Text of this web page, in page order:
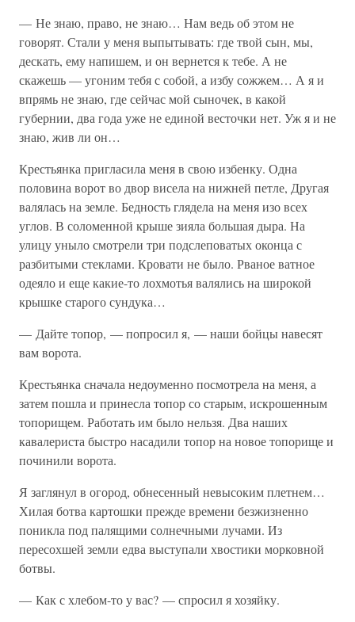
— Не знаю, право, не знаю… Нам ведь об этом не
говорят. Стали у меня выпытывать: где твой сын, мы,
дескать, ему напишем, и он вернется к тебе. А не
скажешь — угоним тебя с собой, а избу сожжем… А я и
впрямь не знаю, где сейчас мой сыночек, в какой
губернии, два года уже не единой весточки нет. Уж я и не
знаю, жив ли он…
Крестьянка пригласила меня в свою избенку. Одна
половина ворот во двор висела на нижней петле, Другая
валялась на земле. Бедность глядела на меня изо всех
углов. В соломенной крыше зияла большая дыра. На
улицу уныло смотрели три подслеповатых оконца с
разбитыми стеклами. Кровати не было. Рваное ватное
одеяло и еще какие-то лохмотья валялись на широкой
крышке старого сундука…
— Дайте топор, — попросил я, — наши бойцы навесят
вам ворота.
Крестьянка сначала недоуменно посмотрела на меня, а
затем пошла и принесла топор со старым, искрошенным
топорищем. Работать им было нельзя. Два наших
кавалериста быстро насадили топор на новое топорище и
починили ворота.
Я заглянул в огород, обнесенный невысоким плетнем…
Хилая ботва картошки прежде времени безжизненно
поникла под палящими солнечными лучами. Из
пересохшей земли едва выступали хвостики морковной
ботвы.
— Как с хлебом-то у вас? — спросил я хозяйку.